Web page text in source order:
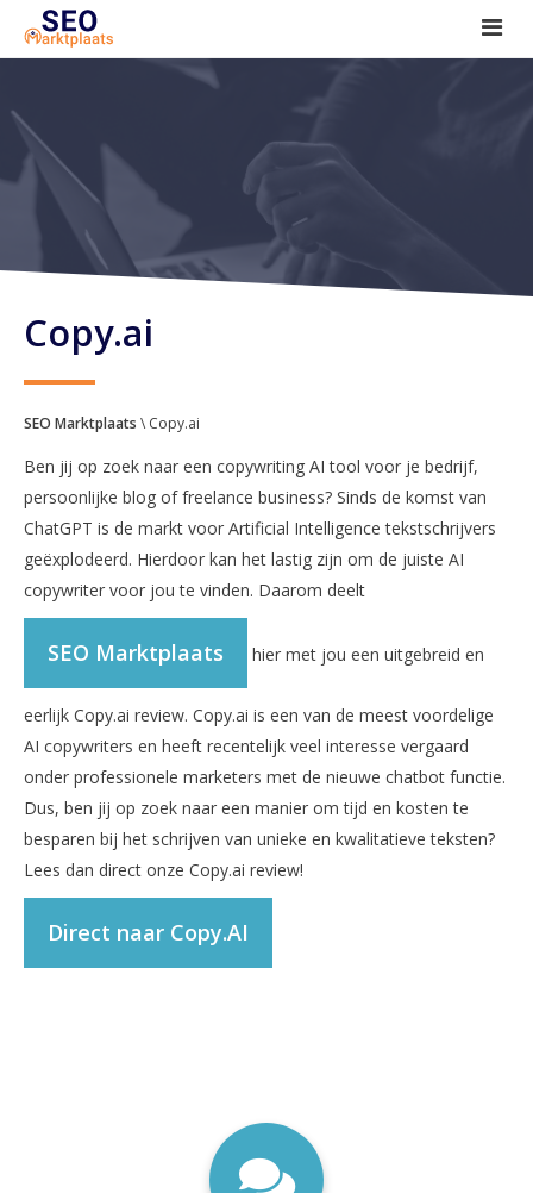
SEO tools reviews
Marketeer bij jou in de buurt?
Offerte
1. Seo voor beginners +
2. Onderzoeken +
Copy.ai
SEO Marktplaats \ Copy.ai
Ben jij op zoek naar een copywriting AI tool voor je bedrijf,
persoonlijke blog of freelance business? Sinds de komst van
ChatGPT is de markt voor Artificial Intelligence tekstschrijvers
geëxplodeerd. Hierdoor kan het lastig zijn om de juiste AI
copywriter voor jou te vinden. Daarom deelt
SEO Marktplaats hier met jou een uitgebreid en
eerlijk Copy.ai review. Copy.ai is een van de meest voordelige
AI copywriters en heeft recentelijk veel interesse vergaard
onder professionele marketers met de nieuwe chatbot functie.
Dus, ben jij op zoek naar een manier om tijd en kosten te
besparen bij het schrijven van unieke en kwalitatieve teksten?
Lees dan direct onze Copy.ai review!
Direct naar Copy.AI